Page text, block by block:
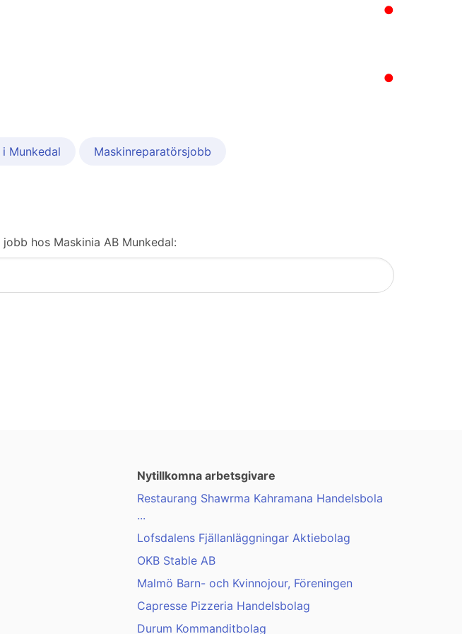
●
●
Munkedal Maskinreparatörsjobb
hos Maskinia AB Munkedal:
Nytillkomna arbetsgivare
Restaurang Shawrma Kahramana Handelsbola
...
Lofsdalens Fjällanläggningar Aktiebolag
OKB Stable AB
Malmö Barn- och Kvinnojour, Föreningen
Capresse Pizzeria Handelsbolag
Durum Kommanditbolag